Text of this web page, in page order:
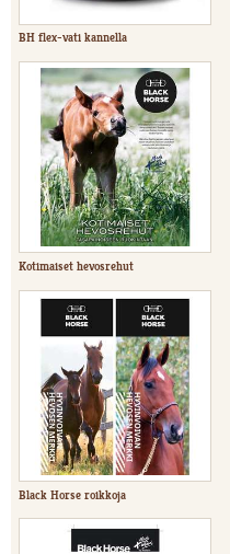
BH flex-vati kannella
Kotimaiset hevosrehut
Black Horse roikkoja